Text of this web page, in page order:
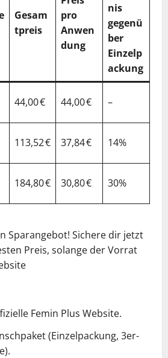
Gesam
tpreis
pro
Anwen
dung
nis
gegenü
ber
Einzelp
ackung
44,00 € 44,00 € –
113,52 € 37,84 € 14%
184,80 € 30,80 € 30%
Sparangebot! Sichere dir jetzt
Preis, solange der Vorrat
Femin Plus Website.
(Einzelpackung, 3er-